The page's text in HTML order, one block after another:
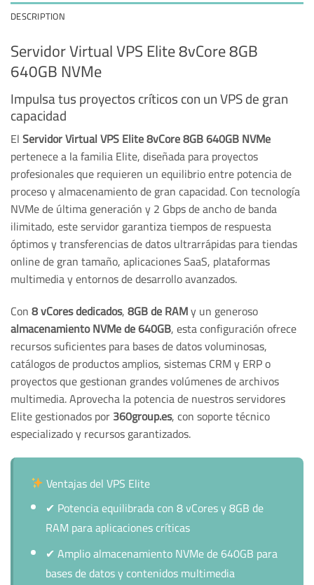
DESCRIPTION
Servidor Virtual VPS Elite 8vCore 8GB
640GB NVMe
Impulsa tus proyectos críticos con un VPS de gran
capacidad
ElServidor Virtual VPS Elite 8vCore 8GB 640GB NVMe
pertenece a la familia Elite, diseñada para proyectos
profesionales que requieren un equilibrio entre potencia de
proceso y almacenamiento de gran capacidad. Con tecnología
NVMe de última generación y 2 Gbps de ancho de banda
ilimitado, este servidor garantiza tiempos de respuesta
óptimos y transferencias de datos ultrarrápidas para tiendas
online de gran tamaño, aplicaciones SaaS, plataformas
multimedia y entornos de desarrollo avanzados.
Con8 vCores dedicados,8GB de RAMy un generoso
almacenamiento NVMe de 640GB, esta configuración ofrece
recursos suficientes para bases de datos voluminosas,
catálogos de productos amplios, sistemas CRM y ERP o
proyectos que gestionan grandes volúmenes de archivos
multimedia. Aprovecha la potencia de nuestros servidores
Elite gestionados por360group.es, con soporte técnico
especializado y recursos garantizados.
Ventajas del VPS Elite
✔ Potencia equilibrada con 8 vCores y 8GB de
RAM para aplicaciones críticas
✔Amplio almacenamiento NVMe de 640GB para
bases de datos y contenidos multimedia